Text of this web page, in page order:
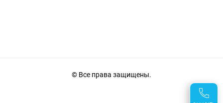
© Все права защищены.